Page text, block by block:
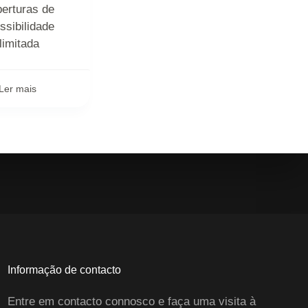
de
mais
Informação de contacto
Entre em contacto connosco e faça uma visita à